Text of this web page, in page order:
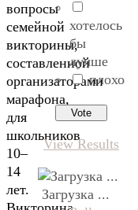
вопросы
семейной
викторины,
составленной
организаторами
марафона,
для
школьников
10–
14
лет.
хотелось
бы
лучше
плохо
View Results
Загрузка ...